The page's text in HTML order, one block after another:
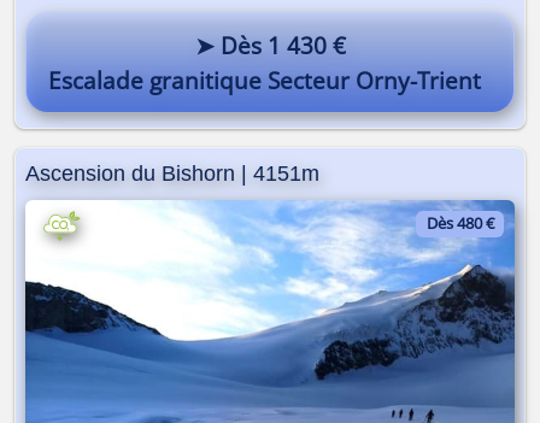
➤ Dès 1 430 €
Escalade granitique Secteur Orny-Trient
Ascension du Bishorn | 4151m
Dès 480 €